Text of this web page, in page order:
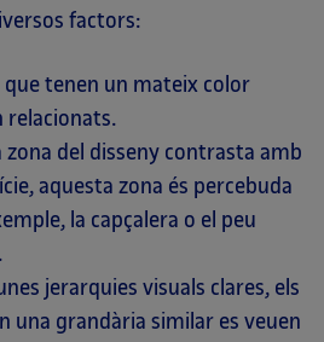
factors:
que tenen un mateix color
relacionats.
zona del disseny contrasta amb
aquesta zona és percebuda
la capçalera o el peu
jerarquies visuals clares, els
una grandària similar es veuen